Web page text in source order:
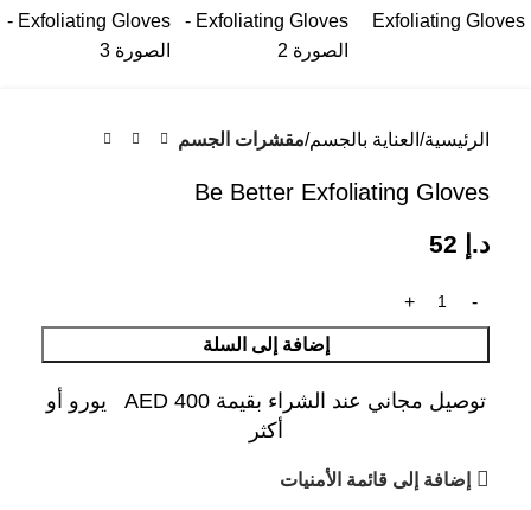
الرئيسية العناية بالجسم مقشرات الجسم
Be Better Exfoliating Gloves
د.إ
إضافة إلى السلة
توصيل مجاني عند الشراء بقيمة AED 400 يورو أو
أكثر
إضافة إلى قائمة الأمنيات